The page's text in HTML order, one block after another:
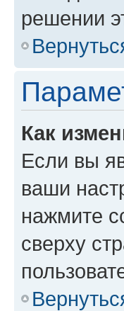
решении
Как
Если вы
ваши
нажмите
сверху